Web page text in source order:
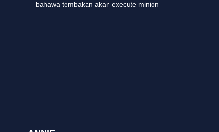
bahawa tembakan akan execute minion